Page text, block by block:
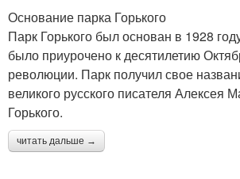
Основание парка Горького
Парк Горького был основан в 1928
было приурочено к десятилетию
революции. Парк получил свое
великого русского писателя Алексея
Горького.
читать дальше →